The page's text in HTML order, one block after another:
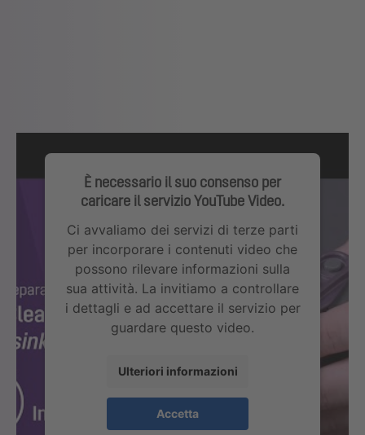
È necessario il suo consenso per
caricare il servizio YouTube Video.
Ci avvaliamo dei servizi di terze parti
per incorporare i contenuti video che
possono rilevare informazioni sulla
sua attività. La invitiamo a controllare
i dettagli e ad accettare il servizio per
guardare questo video.
Ulteriori informazioni
Accetta